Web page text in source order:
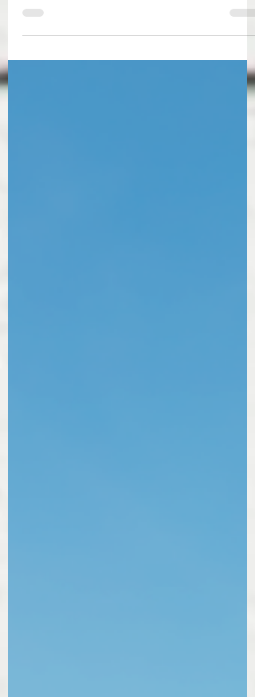
redefine el concepto de hospitalidad de